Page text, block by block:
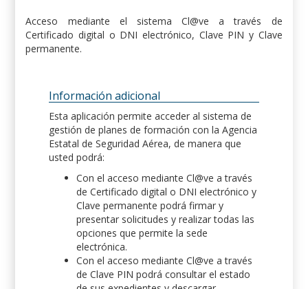
Acceso mediante el sistema Cl@ve a través de
Certificado digital o DNI electrónico, Clave PIN y Clave
permanente.
Información adicional
Esta aplicación permite acceder al sistema de
gestión de planes de formación con la Agencia
Estatal de Seguridad Aérea, de manera que
usted podrá:
Con el acceso mediante Cl@ve a través
de Certificado digital o DNI electrónico y
Clave permanente podrá firmar y
presentar solicitudes y realizar todas las
opciones que permite la sede
electrónica.
Con el acceso mediante Cl@ve a través
de Clave PIN podrá consultar el estado